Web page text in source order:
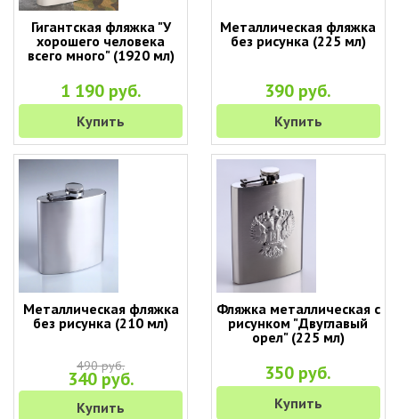
Гигантская фляжка "У
хорошего человека
всего много" (1920 мл)
1 190 руб.
Купить
Металлическая фляжка
без рисунка (225 мл)
390 руб.
Купить
Металлическая фляжка
без рисунка (210 мл)
490 руб.
340 руб.
Купить
Фляжка металлическая с
рисунком "Двуглавый
орел" (225 мл)
350 руб.
Купить